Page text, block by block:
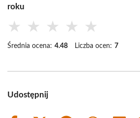
roku
★ ★ ★ ★ ★
Średnia ocena: 4.48 Liczba ocen: 7
Udostępnij